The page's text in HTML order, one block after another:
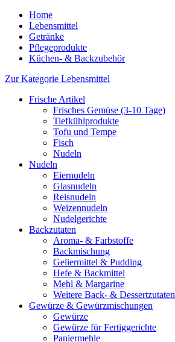
Home
Lebensmittel
Getränke
Pflegeprodukte
Küchen- & Backzubehör
Zur Kategorie Lebensmittel
Frische Artikel
Frisches Gemüse (3-10 Tage)
Tiefkühlprodukte
Tofu und Tempe
Fisch
Nudeln
Nudeln
Eiernudeln
Glasnudeln
Reisnudeln
Weizennudeln
Nudelgerichte
Backzutaten
Aroma- & Farbstoffe
Backmischung
Geliermittel & Pudding
Hefe & Backmittel
Mehl & Margarine
Weitere Back- & Dessertzutaten
Gewürze & Gewürzmischungen
Gewürze
Gewürze für Fertiggerichte
Paniermehle